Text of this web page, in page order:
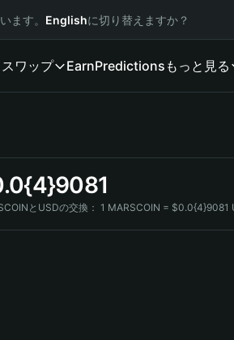
ます。 Englishに切り替えますか？
スワップ EarnPredictions もっと見る
とUSDの交換： 1 MARSCOIN = $0.0{4}9081